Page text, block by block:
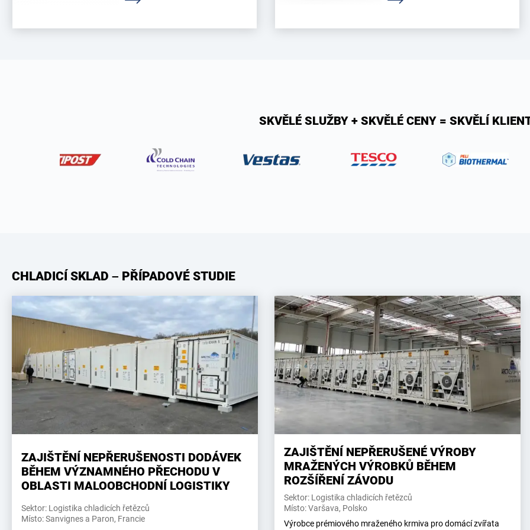
SKVĚLÉ SLUŽBY + SKVĚLÉ CENY = SKVĚLÍ
CHLADICÍ SKLAD – PŘÍPADOVÉ STUDIE
ZAJIŠTĚNÍ NEPŘERUŠENOSTI DODÁVEK
BĚHEM VÝZNAMNÉHO PŘECHODU V
OBLASTI MALOOBCHODNÍ LOGISTIKY
Sektor: Logistika chladicích řetězců
Místo: Sanvignes a Paron, Francie
ZAJIŠTĚNÍ NEPŘERUŠENÉ VÝROBY
MRAŽENÝCH VÝROBKŮ BĚHEM
ROZŠÍŘENÍ ZÁVODU
Sektor: Logistika chladicích řetězců
Místo: Varšava, Polsko
Výrobce prémiového mraženého krmiva pro domácí zvířata